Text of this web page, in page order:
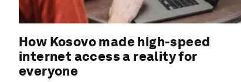
How Kosovo made high-speed
internet access a reality for
everyone